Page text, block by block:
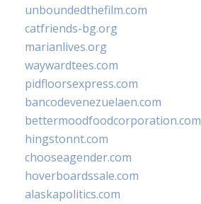
unboundedthefilm.com
catfriends-bg.org
marianlives.org
waywardtees.com
pidfloorsexpress.com
bancodevenezuelaen.com
bettermoodfoodcorporation.com
hingstonnt.com
chooseagender.com
hoverboardssale.com
alaskapolitics.com